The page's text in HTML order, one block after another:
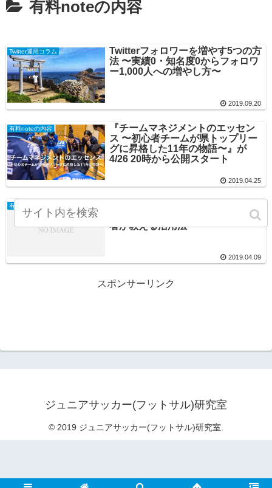
有料noteの内容
Twitter運用コラム
Twitterフォロワーを増やす5つの方
法 〜実績0・知名度0からフォロワ
ー1,000人への増やし方〜
2019.09.20
有料noteの内容
『チームマネジメントのエッセン
ス 〜初心者チームが県トップリー
グに昇格した11年の物語〜』が
4/26 20時から公開スタート
2019.04.25
有料noteの内容
ロワー計3万人のフットボール指導
者が教える活用法
2019.04.09
スポンサーリンク
ジュニアサッカー(フットサル)研究室
© 2019 ジュニアサッカー(フットサル)研究室.